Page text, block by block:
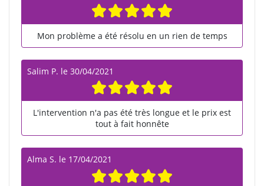
Mon problème a été résolu en un rien de temps
Salim P. le 30/04/2021
L'intervention n'a pas été très longue et le prix est
tout à fait honnête
Alma S. le 17/04/2021